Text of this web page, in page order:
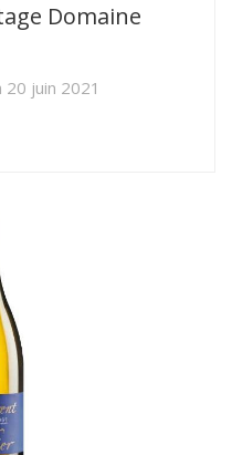
Domaine
20 juin 2021